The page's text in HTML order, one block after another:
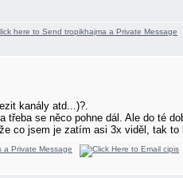
kanály atd...)?.
se něco pohne dál. Ale do té
co jsem je zatím asi 3x viděl, tak to